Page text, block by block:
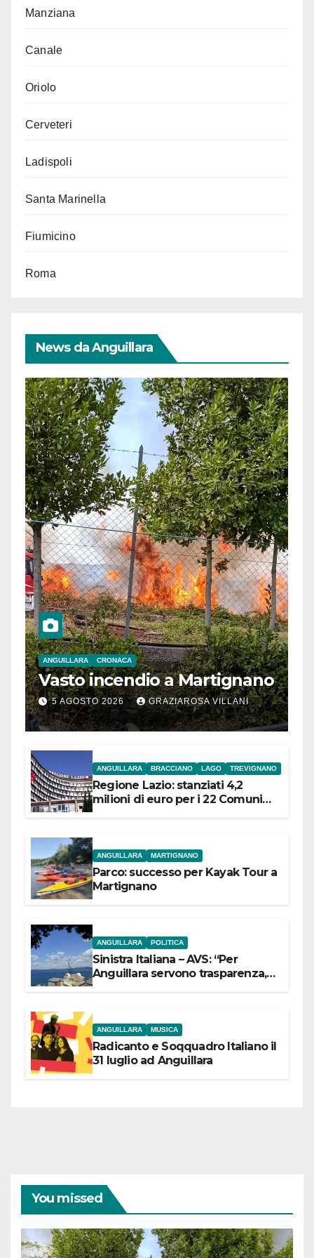
Manziana
Canale
Oriolo
Cerveteri
Ladispoli
Santa Marinella
Fiumicino
Roma
News da Anguillara
ANGUILLARA CRONACA
Vasto incendio a Martignano
5 AGOSTO 2026 GRAZIAROSA VILLANI
ANGUILLARA BRACCIANO LAGO TREVIGNANO
Regione Lazio: stanziati 4,2
milioni di euro per i 22 Comuni
ANGUILLARA MARTIGNANO
Parco: successo per Kayak Tour a
Martignano
ANGUILLARA POLITICA
Sinistra Italiana – AVS: “Per
Anguillara servono trasparenza,
ANGUILLARA MUSICA
Radicanto e Soqquadro Italiano il
31 luglio ad Anguillara
You missed